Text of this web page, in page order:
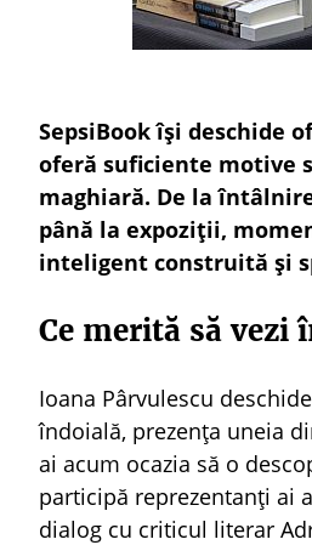
SepsiBook își deschide
oferă suficiente motive
maghiară. De la
până la expoziții,
inteligent construită și
Ce merită să vezi
Ioana Pârvulescu
îndoială, prezența uneia
ai acum ocazia să o
participă reprezentanți ai
dialog cu criticul literar